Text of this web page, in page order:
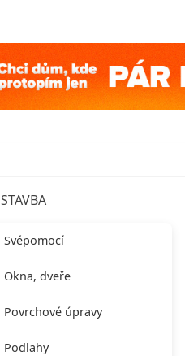
STAVBA
Svépomocí
Okna, dveře
Povrchové úpravy
Podlahy